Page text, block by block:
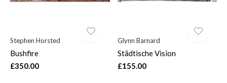
Stephen Horsted
Bushfire
£350.00
Glynn Barnard
Städtische Vision
£155.00